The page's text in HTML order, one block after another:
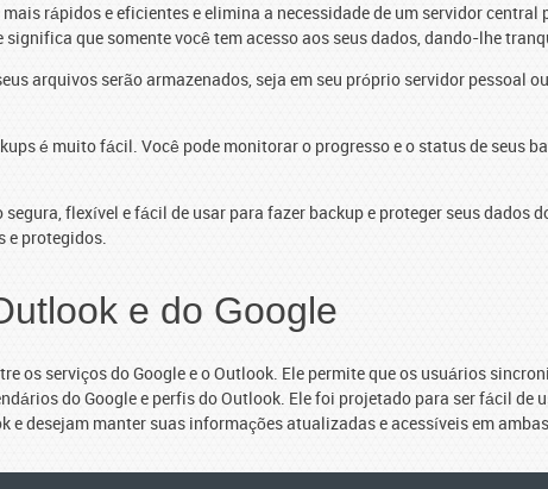
rápidos e eficientes e elimina a necessidade de um servidor central
que somente você tem acesso aos seus dados, dando-lhe
arquivos serão armazenados, seja em seu próprio servidor pessoal
é muito fácil. Você pode monitorar o progresso e o status de seus
flexível e fácil de usar para fazer backup e proteger seus dados
e protegidos.
e do Google
os serviços do Google e o Outlook. Ele permite que os usuários
do Google e perfis do Outlook. Ele foi projetado para ser fácil
e desejam manter suas informações atualizadas e acessíveis em